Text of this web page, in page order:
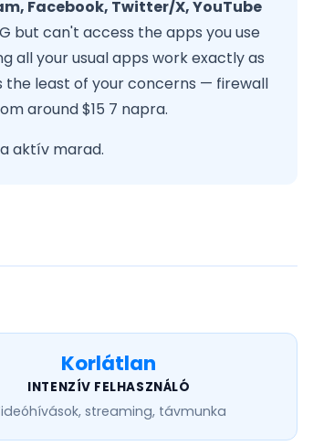
Facebook, Twitter/X, YouTube
but can't access the apps you use
all your usual apps work exactly as
the least of your concerns — firewall
around $15 7 napra.
aktív marad.
Korlátlan
INTENZÍV FELHASZNÁLÓ
streaming, távmunka